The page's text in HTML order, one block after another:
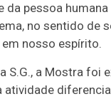
da pessoa
no sentido de
nosso espírito.
S.G., a Mostra foi
atividade